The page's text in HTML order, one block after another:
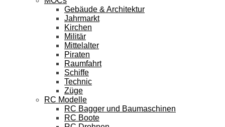
Gebäude & Architektur
Jahrmarkt
Kirchen
Militär
Mittelalter
Piraten
Raumfahrt
Schiffe
Technic
Züge
RC Modelle
RC Bagger und Baumaschinen
RC Boote